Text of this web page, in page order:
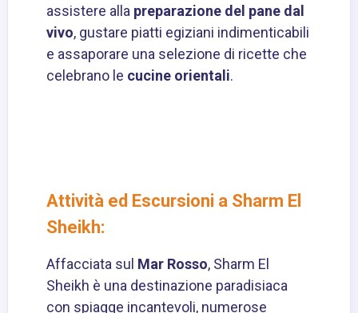
assistere alla preparazione del pane dal
vivo, gustare piatti egiziani indimenticabili
e assaporare una selezione di ricette che
celebrano le cucine orientali.
Attività ed Escursioni a Sharm El
Sheikh:
Affacciata sul Mar Rosso, Sharm El
Sheikh è una destinazione paradisiaca
con spiagge incantevoli, numerose